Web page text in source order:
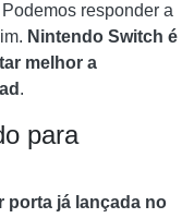
responder a
Nintendo Switch é
melhor a
.
para
porta já lançada no